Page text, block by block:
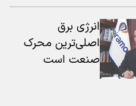
انرژی برق
اصلی‌ترین محرک
صنعت است